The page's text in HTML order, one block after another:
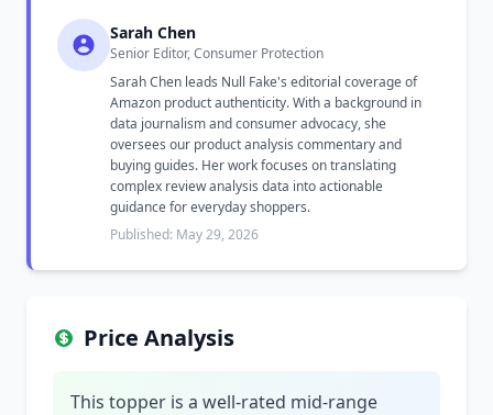
Sarah Chen
Senior Editor, Consumer Protection
Sarah Chen leads Null Fake's editorial coverage of
Amazon product authenticity. With a background in
data journalism and consumer advocacy, she
oversees our product analysis commentary and
buying guides. Her work focuses on translating
complex review analysis data into actionable
guidance for everyday shoppers.
Published: May 29, 2026
Price Analysis
This topper is a well-rated mid-range